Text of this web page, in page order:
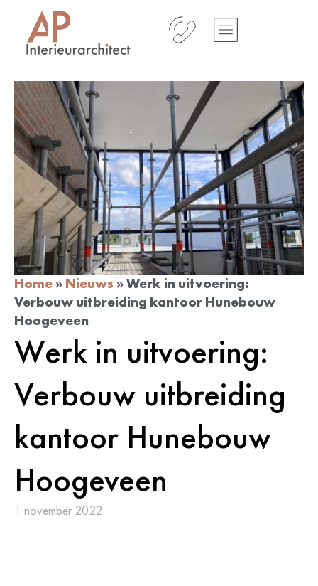
Home » Nieuws »Werk in uitvoering:
Verbouw uitbreiding kantoor Hunebouw
Hoogeveen
Werk in uitvoering:
Verbouw uitbreiding
kantoor Hunebouw
Hoogeveen
1 november 2022